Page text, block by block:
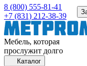
8 (800) 555-81-41
+7 (831) 212-38-39
Мебель, которая
прослужит долго
Каталог